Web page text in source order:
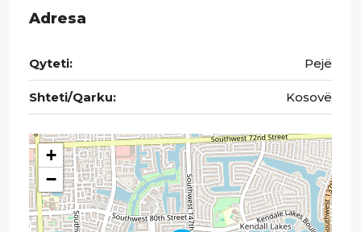
Adresa
Qyteti: Pejë
Shteti/Qarku: Kosovë
+
−